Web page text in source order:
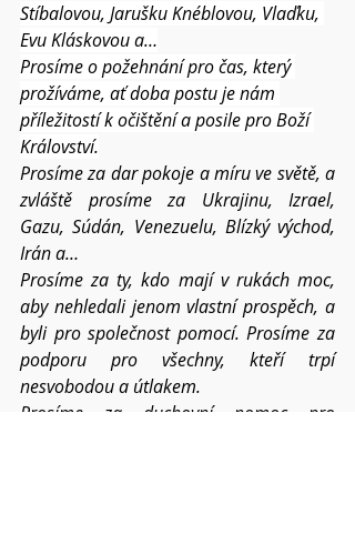
Stíbalovou, Jarušku Knéblovou, Vlaďku,
Evu Kláskovou a…
Prosíme o požehnání pro čas, který
prožíváme, ať doba postu je nám
příležitostí k očištění a posile pro Boží
Království.
Prosíme za dar pokoje a míru ve světě, a
zvláště prosíme za Ukrajinu, Izrael,
Gazu, Súdán, Venezuelu, Blízký východ,
Irán a…
Prosíme za ty, kdo mají v rukách moc,
aby nehledali jenom vlastní prospěch, a
byli pro společnost pomocí. Prosíme za
podporu pro všechny, kteří trpí
nesvobodou a útlakem.
Prosíme za duchovní pomoc pro